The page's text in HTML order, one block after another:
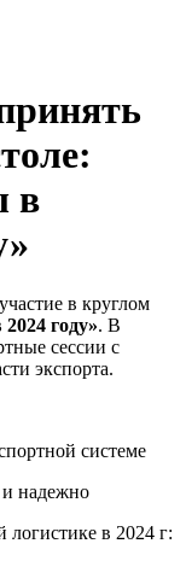
в
в круглом
году». В
сессии с
экспорта.
системе
надежно
в 2024 г: